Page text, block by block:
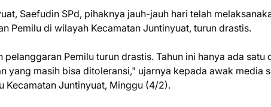
Saefudin SPd, pihaknya jauh-jauh hari telah
Pemilu di wilayah Kecamatan Juntinyuat, turun drastis.
Pemilu turun drastis. Tahun ini hanya ada satu
yang masih bisa ditoleransi," ujarnya kepada awak media
Kecamatan Juntinyuat, Minggu (4/2).